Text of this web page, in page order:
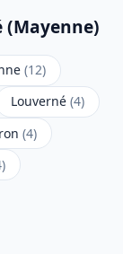
(12)
Louverné (4)
(4)